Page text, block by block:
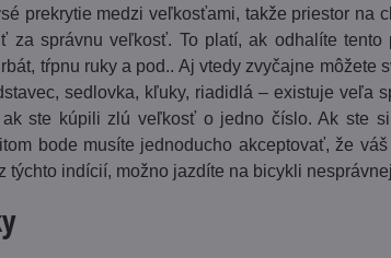
prekrytie medzi veľkosťami, takže priestor na
za správnu veľkosť. To platí, ak odhalíte
tŕpnu ruky a pod.. Aj vtedy zvyčajne
sedlovka, kľuky, riadidlá – existuje veľa
ste kúpili zlú veľkosť o jedno číslo. Ak ste
bode musíte jednoducho akceptovať, že
týchto indícií, možno jazdíte na bicykli